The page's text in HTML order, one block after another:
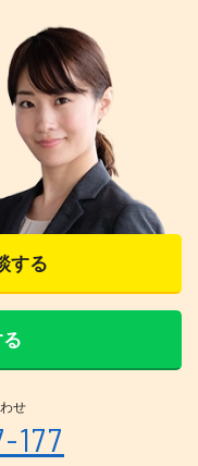
する
せ
177